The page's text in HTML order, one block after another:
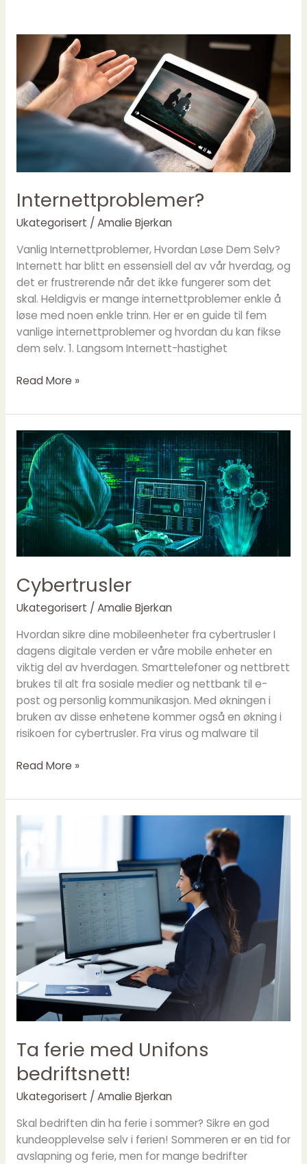
Internettproblemer?
Ukategorisert / Amalie Bjerkan
Vanlig Internettproblemer, Hvordan Løse Dem Selv?
Internett har blitt en essensiell del av vår hverdag, og
det er frustrerende når det ikke fungerer som det
skal. Heldigvis er mange internettproblemer enkle å
løse med noen enkle trinn. Her er en guide til fem
vanlige internettproblemer og hvordan du kan fikse
dem selv. 1. Langsom Internett-hastighet
Internettproblemer?
Read More »
Cybertrusler
Ukategorisert / Amalie Bjerkan
Hvordan sikre dine mobileenheter fra cybertrusler I
dagens digitale verden er våre mobile enheter en
viktig del av hverdagen. Smarttelefoner og nettbrett
brukes til alt fra sosiale medier og nettbank til e-
post og personlig kommunikasjon. Med økningen i
bruken av disse enhetene kommer også en økning i
risikoen for cybertrusler. Fra virus og malware til
Cybertrusler
Read More »
Ta ferie med Unifons
bedriftsnett!
Ukategorisert / Amalie Bjerkan
Skal bedriften din ha ferie i sommer? Sikre en god
kundeopplevelse selv i ferien! Sommeren er en tid for
avslapning og ferie, men for mange bedrifter
Ta
med
bedriftsnett!